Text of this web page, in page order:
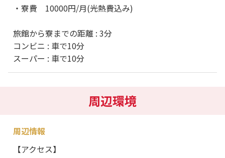
・寮費 10000円/月(光熱費込み)
旅館から寮までの距離 : 3分
コンビニ : 車で10分
スーパー : 車で10分
周辺環境
周辺情報
【アクセス】